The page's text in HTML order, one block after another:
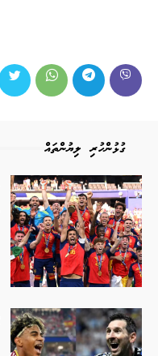
ގުޅުންހުރި ލިޔުންތައް